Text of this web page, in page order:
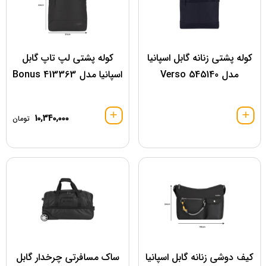
کوله پشتی زنانه گابل اسپانیا
مدل 545140 Verso
کوله پشتی لپ تاپ گابل
اسپانیا مدل 413363 Bonus
10,340,000 تومان
کیف دوشی زنانه گابل اسپانیا
ساک مسافرتی چرخدار گابل